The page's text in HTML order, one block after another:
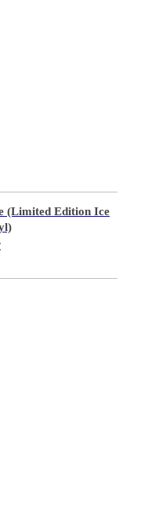
(Limited Edition Ice